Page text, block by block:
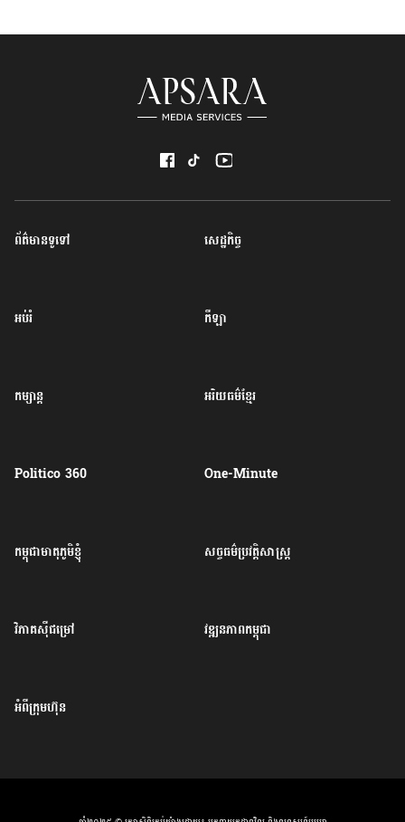
ព័ត៌មានទូទៅ សេដ្ឋកិច្ច
អប់រំ កីឡា
កម្សាន្ត អរិយធម៌ខ្មែរ
Politico 360 One-Minute
កម្ពុជាមាតុភូមិខ្ញុំ សច្ចធម៌ប្រវត្តិសាស្ត្រ
វិភាគសុីជម្រៅ វឌ្ឍនភាពកម្ពុជា
អំពីក្រុមហ៊ុន